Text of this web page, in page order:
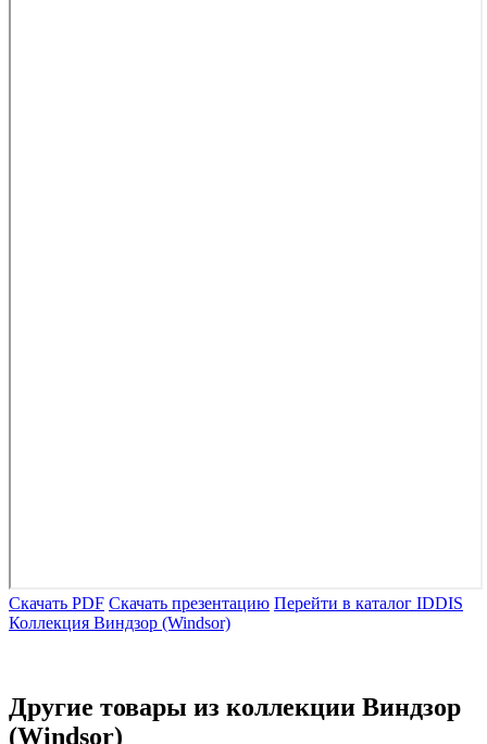
Скачать PDF Скачать презентацию Перейти в каталог IDDIS
Коллекция Виндзор (Windsor)
Другие товары из коллекции Виндзор
(Windsor)